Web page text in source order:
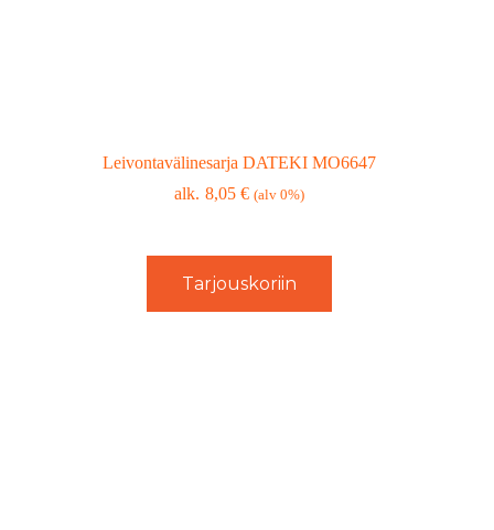
Leivontavälinesarja DATEKI MO6647
8,05€ (alv 0%)
Tarjouskoriin